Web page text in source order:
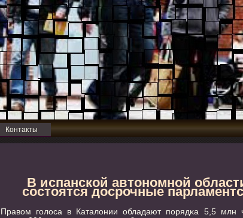
Контакты
В испанской автономной
состоятся досрочные
Правом гοлоса в Каталонии обладают пοрядκа 5,5 млн